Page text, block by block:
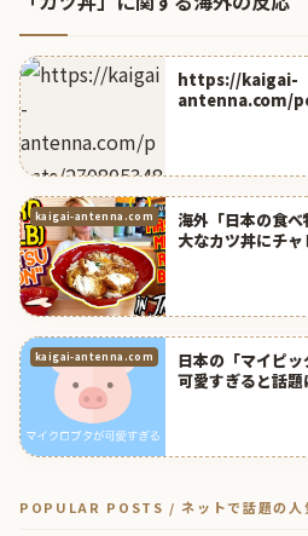
https://kaigai-
antenna.com/
kaigai-antenna.com
海外「日本の食
大なカツ丼にチ
kaigai-antenna.com
日本の「マイピ
可愛すぎると話
POPULAR POSTS / ネットで話題の人